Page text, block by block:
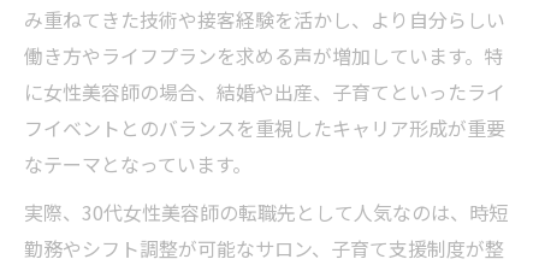
み重ねてきた技術や接客経験を活かし、より自分らしい
働き方やライフプランを求める声が増加しています。特
に女性美容師の場合、結婚や出産、子育てといったライ
フイベントとのバランスを重視したキャリア形成が重要
なテーマとなっています。
実際、30代女性美容師の転職先として人気なのは、時短
勤務やシフト調整が可能なサロン、子育て支援制度が整